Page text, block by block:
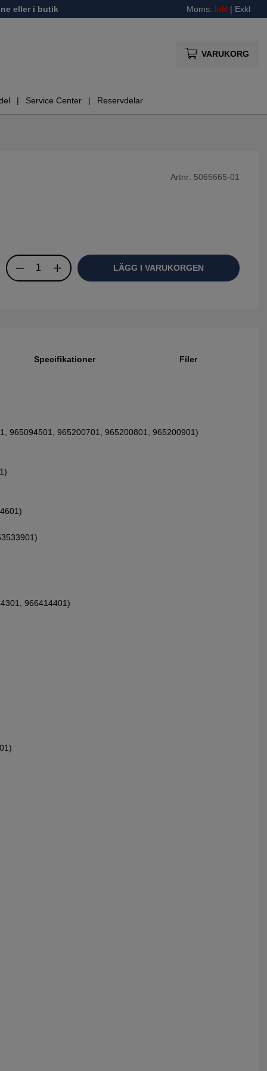
eller i butik Moms: Inkl | Exkl
VARUKORG
Service Center Reservdelar
Artnr: 5065665-01
LÄGG I VARUKORGEN
965094501, 965200701, 965200801, 965200901)
966414401)
Specifikationer Filer